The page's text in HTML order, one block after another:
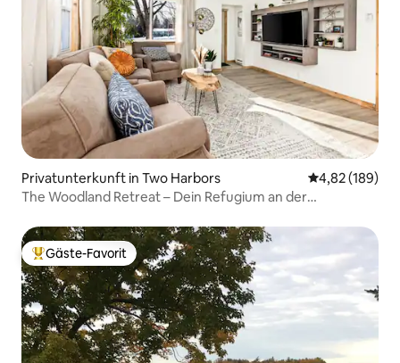
Privatunterkunft in Two Harbors
4,82 (189)
The Woodland Retreat – Dein Refugium an der
Beliebter Gäste-Favorit.
Gäste-Favorit